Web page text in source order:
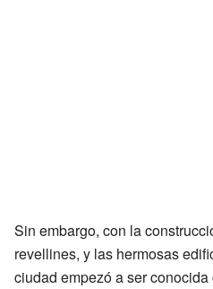
Sin embargo, con la
revellines, y las hermosas
ciudad empezó a ser conocida